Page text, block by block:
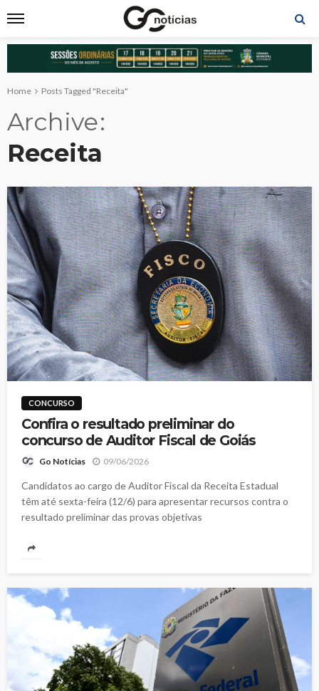
Home Posts Tagged "Receita"
Archive
Receita
CONCURSO
Confira o resultado preliminar do
concurso de Auditor Fiscal de Goiás
Go Notícias 09/06/2026
Candidatos ao cargo de Auditor Fiscal da Receita Estadual
têm até sexta-feira (12/6) para apresentar recursos contra o
resultado preliminar das provas objetivas